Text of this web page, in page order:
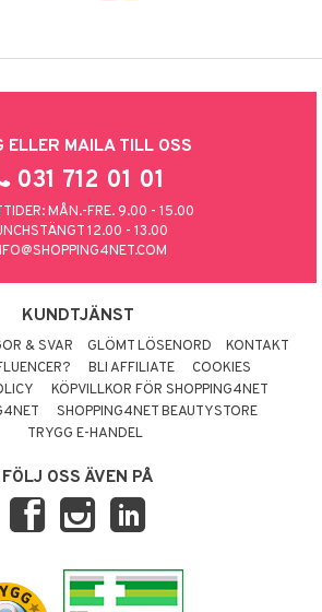
ELLER MAILA TILL OSS
031 712 01 01
MÅN.-FRE. 9.00 - 15.00
12.00 - 13.00
KUNDTJÄNST
& SVAR GLÖMT LÖSENORD
KONTAKT
BLI AFFILIATE
COOKIES
KÖPVILLKOR FÖR SHOPPING4NET
SHOPPING4NET BEAUTYSTORE
TRYGG E-HANDEL
FÖLJ OSS ÄVEN PÅ